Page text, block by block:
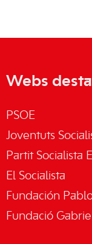
Webs
PSOE
Joventuts
Partit Socialista
El Socialista
Fundación
Fundació